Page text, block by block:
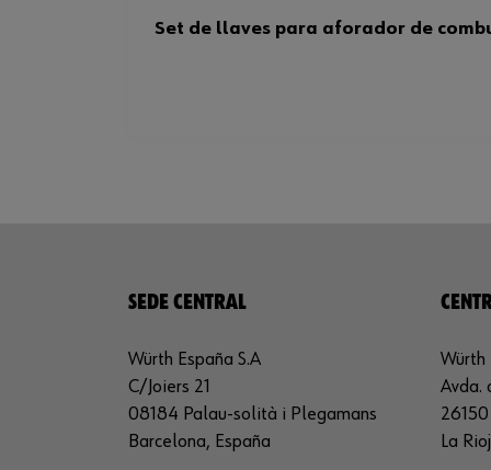
Set de llaves para aforador de
SEDE CENTRAL
Würth España S.A
C/Joiers 21
08184 Palau-solità i Plegamans
Barcelona, España
Würth
Avda.
La